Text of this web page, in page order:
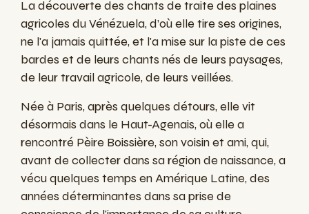
La découverte des chants de traite des plaines
agricoles du Vénézuela, d’où elle tire ses origines,
ne l'a jamais quittée, et l'a mise sur la piste de ces
bardes et de leurs chants nés de leurs paysages,
de leur travail agricole, de leurs veillées.
Née à Paris, après quelques détours, elle vit
désormais dans le Haut-Agenais, où elle a
rencontré Pèire Boissière, son voisin et ami, qui,
avant de collecter dans sa région de naissance, a
vécu quelques temps en Amérique Latine, des
années déterminantes dans sa prise de